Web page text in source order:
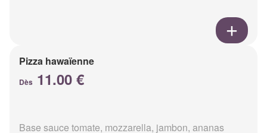
Pizza hawaïenne
Dès 11.00 €
Base sauce tomate, mozzarella, jambon, ananas